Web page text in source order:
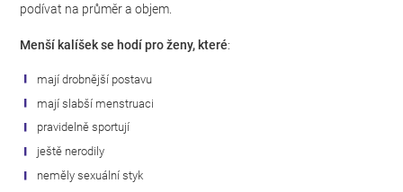
podívat na průměr a objem.
Menší kalíšek se hodí pro ženy, které:
mají drobnější postavu
mají slabší menstruaci
pravidelně sportují
ještě nerodily
neměly sexuální styk